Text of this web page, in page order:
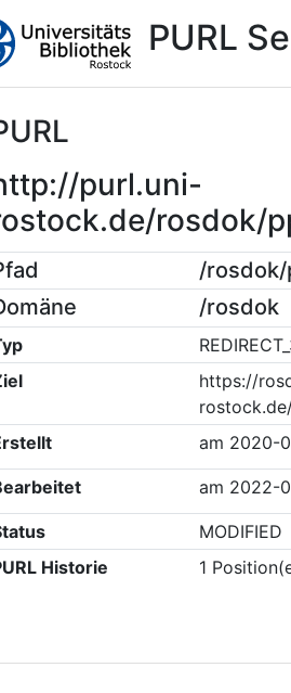
PURL
purl.uni-
rosdok/
/
/rosdok
https://
am 2020-
am 2022-
MODIFIED
Historie
1